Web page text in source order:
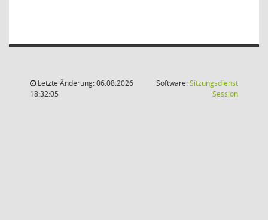
Letzte Änderung: 06.08.2026
18:32:05
Software:Sitzungsdienst
Session(Wird in